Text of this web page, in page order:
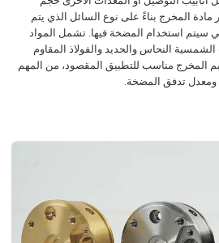
المخرج بناءً على نوع السائل الذي يتم
سيتم استخدام المضخة فيها. تشمل المواد
النحاس والحديد والفولاذ المقاوم
المخرج مناسب للتطبيق المقصود، من المهم
تدفق المضخة.